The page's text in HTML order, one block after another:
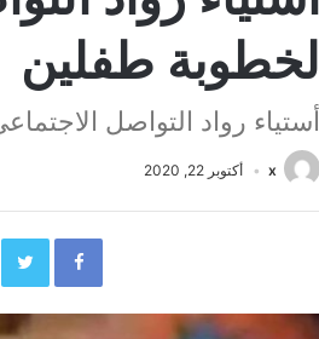
لخطوبة طفلين
أستياء رواد التواصل
x أكتوبر 22, 2020